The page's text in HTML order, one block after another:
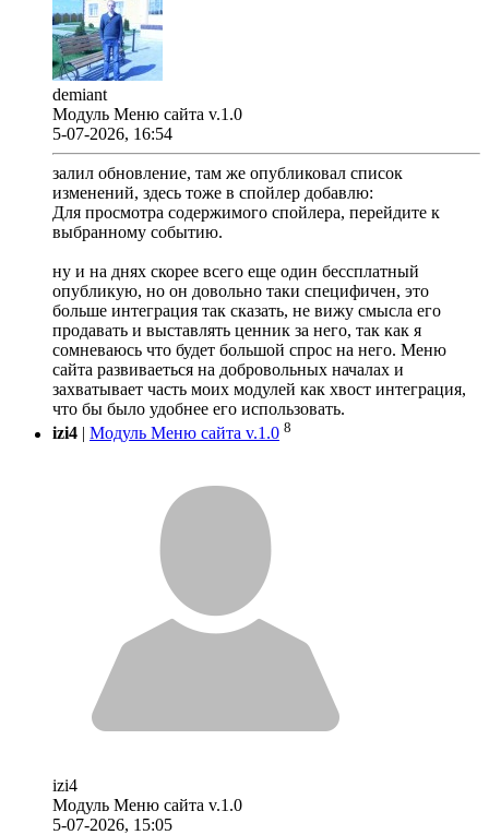
demiant
Модуль Меню сайта v.1.0
5-07-2026, 16:54
залил обновление, там же опубликовал список
изменений, здесь тоже в спойлер добавлю:
Для просмотра содержимого спойлера, перейдите к
выбранному событию.
ну и на днях скорее всего еще один бессплатный
опубликую, но он довольно таки специфичен, это
больше интеграция так сказать, не вижу смысла его
продавать и выставлять ценник за него, так как я
сомневаюсь что будет большой спрос на него. Меню
сайта развиваеться на добровольных началах и
захватывает часть моих модулей как хвост интеграция,
что бы было удобнее его использовать.
izi4
Модуль Меню сайта v.1.0 8
izi4
Модуль Меню сайта v.1.0
5-07-2026, 15:05